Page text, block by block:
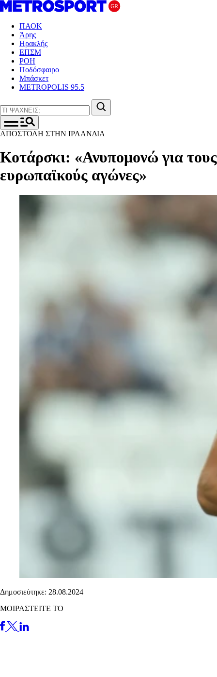
ΠΑΟΚ
Άρης
Ηρακλής
ΕΠΣΜ
ΡΟΗ
Ποδόσφαιρο
Μπάσκετ
METROPOLIS 95.5
ΑΠΟΣΤΟΛΗ ΣΤΗΝ ΙΡΛΑΝΔΙΑ
Κοτάρσκι: «Ανυπομονώ για τους
ευρωπαϊκούς αγώνες»
Δημοσιεύτηκε: 28.08.2024
ΜΟΙΡΑΣΤΕΙΤΕ ΤΟ